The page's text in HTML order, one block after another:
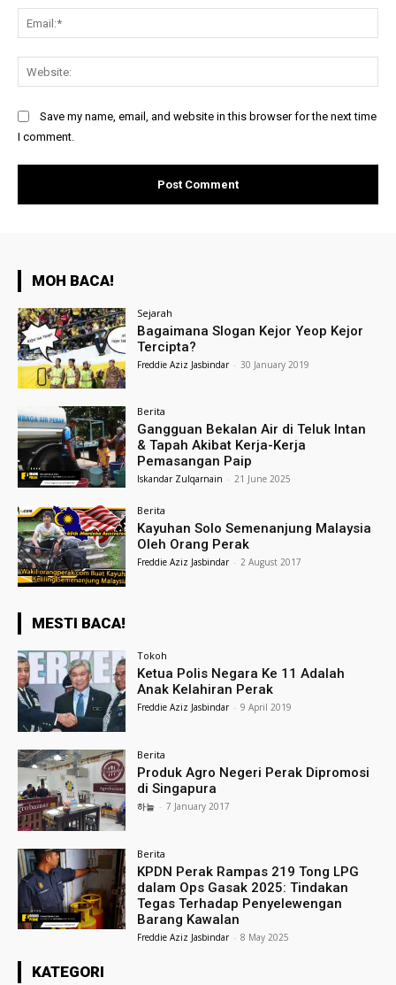
Save my name, email, and website in this browser for the next time
I comment.
MOH BACA!
Sejarah
Bagaimana Slogan Kejor Yeop Kejor
Tercipta?
Freddie Aziz Jasbindar - 30 January 2019
Berita
Gangguan Bekalan Air di Teluk Intan
& Tapah Akibat Kerja-Kerja
Pemasangan Paip
Iskandar Zulqarnain - 21 June 2025
Berita
Kayuhan Solo Semenanjung Malaysia
Oleh Orang Perak
Freddie Aziz Jasbindar - 2 August 2017
MESTI BACA!
Tokoh
Ketua Polis Negara Ke 11 Adalah
Anak Kelahiran Perak
Freddie Aziz Jasbindar - 9 April 2019
Berita
Produk Agro Negeri Perak Dipromosi
di Singapura
하늘 - 7 January 2017
Berita
KPDN Perak Rampas 219 Tong LPG
dalam Ops Gasak 2025: Tindakan
Tegas Terhadap Penyelewengan
Barang Kawalan
Freddie Aziz Jasbindar - 8 May 2025
KATEGORI